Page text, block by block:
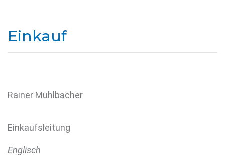
Einkauf
Rainer Mühlbacher
Einkaufsleitung
Englisch